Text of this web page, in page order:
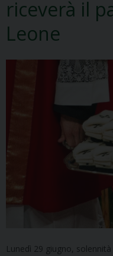
riceverà il
Leone
Lunedì 29 giugno,